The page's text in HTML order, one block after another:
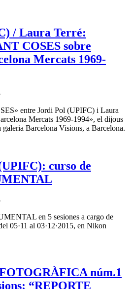
/ Laura Terré:
COSES sobre
Mercats 1969-
entre Jordi Pol (UPIFC) i Laura
Mercats 1969-1994», el dijous
galeria Barcelona Visions, a Barcelona.
curso de
en 5 sesiones a cargo de
05·11 al 03·12·2015, en Nikon
núm.1
“REPORTE